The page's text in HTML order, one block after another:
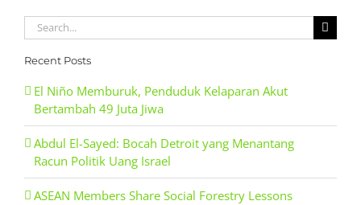
Search
for:
Recent Posts
El Niño Memburuk, Penduduk Kelaparan Akut
Bertambah 49 Juta Jiwa
Abdul El-Sayed: Bocah Detroit yang Menantang
Racun Politik Uang Israel
ASEAN Members Share Social Forestry Lessons